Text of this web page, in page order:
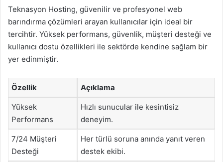
Teknasyon Hosting, güvenilir ve profesyonel web
barındırma çözümleri arayan kullanıcılar için ideal bir
tercihtir. Yüksek performans, güvenlik, müşteri desteği ve
kullanıcı dostu özellikleri ile sektörde kendine sağlam bir
yer edinmiştir.
Özellik Açıklama
Yüksek
Performans
Hızlı sunucular ile kesintisiz
deneyim.
7/24 Müşteri
Desteği
Her türlü soruna anında yanıt veren
destek ekibi.